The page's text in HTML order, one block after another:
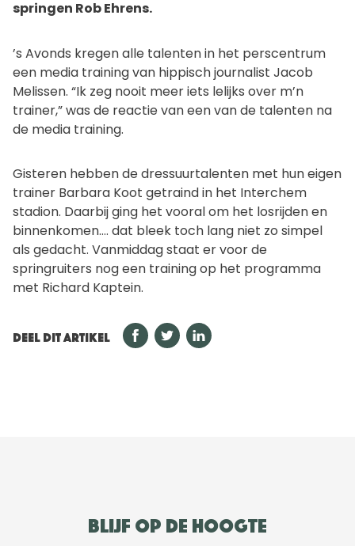
springen Rob Ehrens.
’s Avonds kregen alle talenten in het perscentrum
een media training van hippisch journalist Jacob
Melissen. “Ik zeg nooit meer iets lelijks over m’n
trainer,” was de reactie van een van de talenten na
de media training.
Gisteren hebben de dressuurtalenten met hun eigen
trainer Barbara Koot getraind in het Interchem
stadion. Daarbij ging het vooral om het losrijden en
binnenkomen…. dat bleek toch lang niet zo simpel
als gedacht. Vanmiddag staat er voor de
springruiters nog een training op het programma
met Richard Kaptein.
DEEL DIT ARTIKEL
Blijf op de hoogte